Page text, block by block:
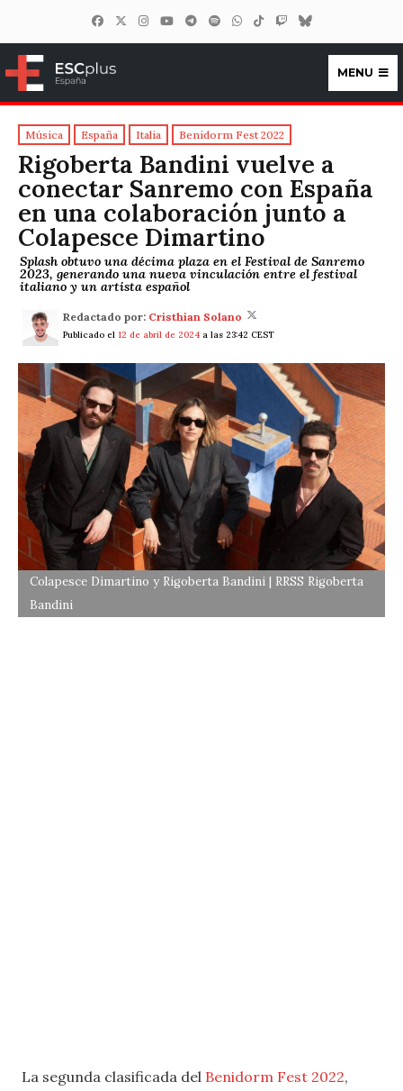
ESCplus España
MENU
Música España Italia Benidorm Fest 2022
Rigoberta Bandini vuelve a
conectar Sanremo con España
en una colaboración junto a
Colapesce Dimartino
Splash obtuvo una décima plaza en el Festival de Sanremo
2023, generando una nueva vinculación entre el festival
italiano y un artista español
Redactado por: Cristhian Solano
Publicado el 12 de abril de 2024 a las 23:42 CEST
Colapesce Dimartino y Rigoberta Bandini | RRSS Rigoberta
Bandini
La segunda clasificada del Benidorm Fest 2022,